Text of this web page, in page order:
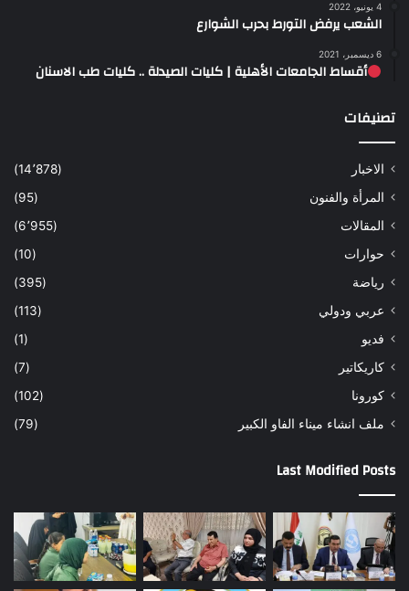
4 يونيو، 2022
الشعب يرفض التورط بحرب الشوارع
6 ديسمبر، 2021
أقساط الجامعات الأهلية | كليات الصيدلة .. كليات طب الاسنان
تصنيفات
الاخبار
(14٬878)
المرأة والفنون
(95)
المقالات
(6٬955)
حوارات
(10)
رياضة
(395)
عربي ودولي
(113)
فديو
(1)
كاريكاتير
(7)
كورونا
(102)
ملف انشاء ميناء الفاو الكبير
(79)
Last Modified Posts